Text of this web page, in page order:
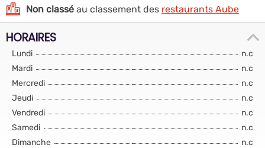
Non classé au classement des restaurants Aube
HORAIRES
Lundi
n.c
Mardi
n.c
Mercredi
n.c
Jeudi
n.c
Vendredi
n.c
Samedi
n.c
Dimanche
n.c